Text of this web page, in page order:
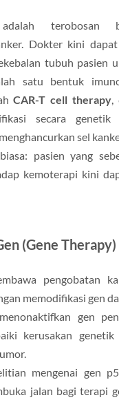
terobosan
Dokter kini
tubuh pasien
satu bentuk
CAR-T cell therapy,
secara genetik
sel
pasien yang
kemoterapi kini
(Gene Therapy)
pengobatan
memodifikasi gen
gen
kerusakan genetik
mengenai gen
jalan bagi terapi